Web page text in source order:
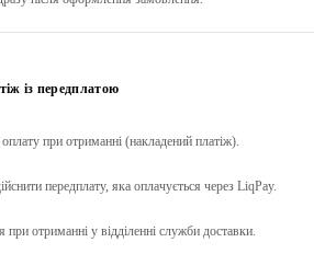
із передплатою
при отриманні (накладений платіж).
передплату, яка оплачується через LiqPay.
при отриманні у відділенні служби доставки.